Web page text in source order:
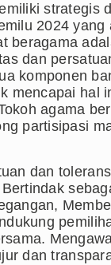
WIB
18.00 WIB
Pukul 00.00
11 Tarutung
Keluarga
strategis
2024 yang
beragama
dan
komponen
mencapai hal
agama
partisipasi
dan
dan